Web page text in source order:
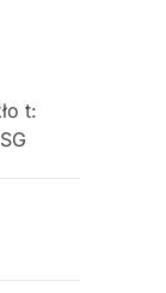
t: